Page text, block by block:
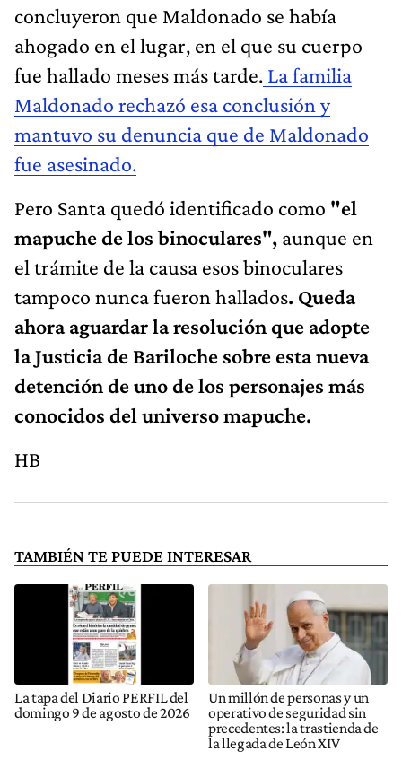
concluyeron que Maldonado se había
ahogado en el lugar, en el que su cuerpo
fue hallado meses más tarde. La familia
Maldonado rechazó esa conclusión y
mantuvo su denuncia que de Maldonado
fue asesinado.
Pero Santa quedó identificado como "el
mapuche de los binoculares", aunque en
el trámite de la causa esos binoculares
tampoco nunca fueron hallados. Queda
ahora aguardar la resolución que adopte
la Justicia de Bariloche sobre esta nueva
detención de uno de los personajes más
conocidos del universo mapuche.
HB
TAMBIÉN TE PUEDE INTERESAR
La tapa del Diario PERFIL del
domingo 9 de agosto de 2026
Un millón de personas y un
operativo de seguridad sin
precedentes: la trastienda de
la llegada de León XIV